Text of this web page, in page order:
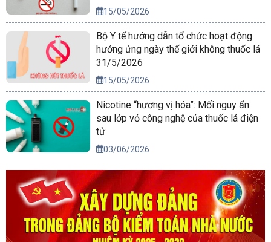
15/05/2026
Bộ Y tế hướng dẫn tổ chức hoạt động
hưởng ứng ngày thế giới không thuốc lá
31/5/2026
15/05/2026
Nicotine “hương vị hóa”: Mối nguy ẩn
sau lớp vỏ công nghệ của thuốc lá điện
tử
03/06/2026